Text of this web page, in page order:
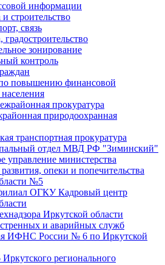
информации
строительство
связь
градостроительство
зонирование
контроль
повышению финансовой
прокуратура
природоохранная
транспортная прокуратура
отдел МВД РФ "Зиминский"
управление министерства
опеки и попечительства
№5
ОГКУ Кадровый центр
Иркутской области
и аварийных служб
ИФНС России № 6 по Иркутской
регионального